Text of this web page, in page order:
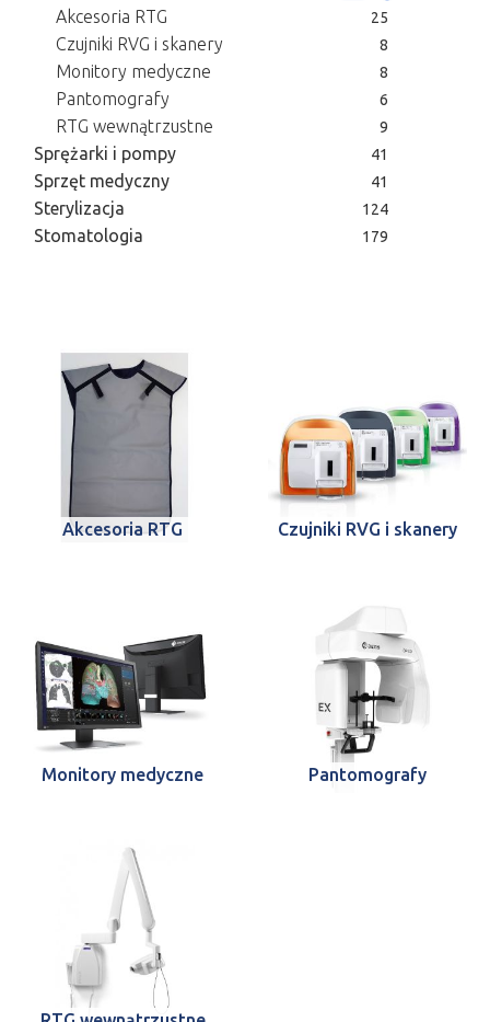
Akcesoria RTG 25
Czujniki RVG i skanery 8
Monitory medyczne 8
Pantomografy 6
RTG wewnątrzustne 9
Sprężarki i pompy 41
Sprzęt medyczny 41
Sterylizacja 124
Stomatologia 179
Akcesoria RTG Czujniki RVG i skanery
Monitory medyczne Pantomografy